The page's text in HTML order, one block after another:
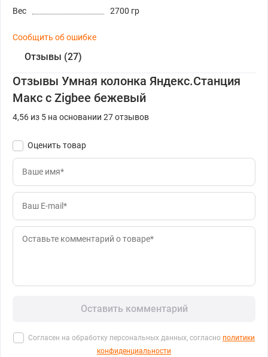
Вес 2700 гр
Сообщить об ошибке
Отзывы (27)
Отзывы Умная колонка Яндекс.Станция
Макс с Zigbee бежевый
4,56 из 5 на основании 27 отзывов
Оценить товар
Оставить комментарий
Согласен на обработку персональных данных, согласно политики
конфиденциальности